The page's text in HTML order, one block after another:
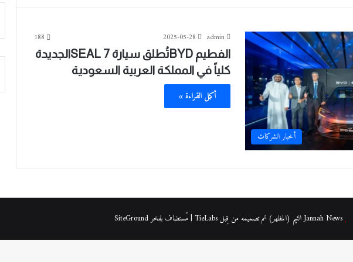
أخبار الشركات
admin
2025-05-28
188
الفطيم BYDتُطلق سيارة SEAL 7الجديدة
كلياً في المملكة العربية السعودية
أكمل القراءة »
Jannah News الثيم (المظهر) تم تصميمه من قِبل TieLabs | مُستضاف بفخرSiteGround